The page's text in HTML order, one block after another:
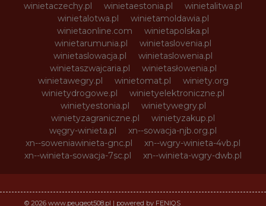
winietaczechy.pl
winietaestonia.pl
winietalitwa.pl
winietalotwa.pl
winietamoldawia.pl
winietaonline.com
winietapolska.pl
winietarumunia.pl
winietaslovenia.pl
winietaslowacja.pl
winietaslowenia.pl
winietaszwajcaria.pl
winietasłowenia.pl
winietawegry.pl
winietomat.pl
winiety.org
winietydrogowe.pl
winietyelektroniczne.pl
winietyestonia.pl
winietywegry.pl
winietyzagraniczne.pl
winietyzakup.pl
węgry-winieta.pl
xn--sowacja-njb.org.pl
xn--soweniawinieta-gnc.pl
xn--wgry-winieta-4vb.pl
xn--winieta-sowacja-7sc.pl
xn--winieta-wgry-dwb.pl
© 2026 www.peugeot508.pl | powered by FENIQS